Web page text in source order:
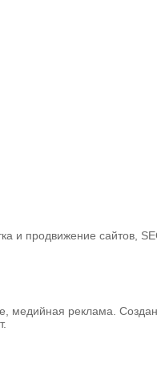
и продвижение сайтов,
медийная реклама.